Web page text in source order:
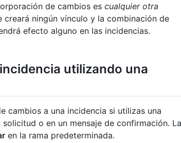
de cambios es cualquier otra
creará ningún vínculo y la combinación de
efecto alguno en las incidencias.
utilizando una
cambios a una incidencia si utilizas una
o en un mensaje de confirmación. La
en la rama predeterminada.